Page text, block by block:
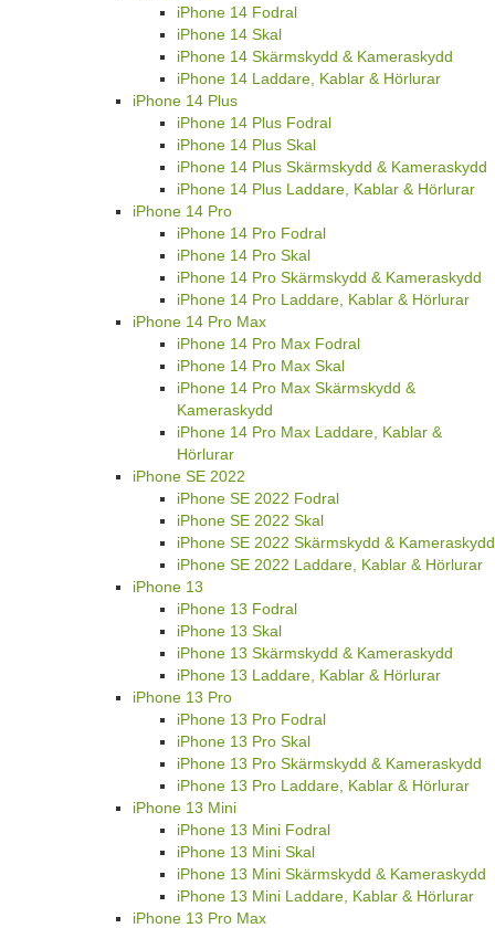
iPhone 14 Fodral
iPhone 14 Skal
iPhone 14 Skärmskydd & Kameraskydd
iPhone 14 Laddare, Kablar & Hörlurar
iPhone 14 Plus
iPhone 14 Plus Fodral
iPhone 14 Plus Skal
iPhone 14 Plus Skärmskydd & Kameraskydd
iPhone 14 Plus Laddare, Kablar & Hörlurar
iPhone 14 Pro
iPhone 14 Pro Fodral
iPhone 14 Pro Skal
iPhone 14 Pro Skärmskydd & Kameraskydd
iPhone 14 Pro Laddare, Kablar & Hörlurar
iPhone 14 Pro Max
iPhone 14 Pro Max Fodral
iPhone 14 Pro Max Skal
iPhone 14 Pro Max Skärmskydd &
Kameraskydd
iPhone 14 Pro Max Laddare, Kablar &
Hörlurar
iPhone SE 2022
iPhone SE 2022 Fodral
iPhone SE 2022 Skal
iPhone SE 2022 Skärmskydd & Kameraskydd
iPhone SE 2022 Laddare, Kablar & Hörlurar
iPhone 13
iPhone 13 Fodral
iPhone 13 Skal
iPhone 13 Skärmskydd & Kameraskydd
iPhone 13 Laddare, Kablar & Hörlurar
iPhone 13 Pro
iPhone 13 Pro Fodral
iPhone 13 Pro Skal
iPhone 13 Pro Skärmskydd & Kameraskydd
iPhone 13 Pro Laddare, Kablar & Hörlurar
iPhone 13 Mini
iPhone 13 Mini Fodral
iPhone 13 Mini Skal
iPhone 13 Mini Skärmskydd & Kameraskydd
iPhone 13 Mini Laddare, Kablar & Hörlurar
iPhone 13 Pro Max